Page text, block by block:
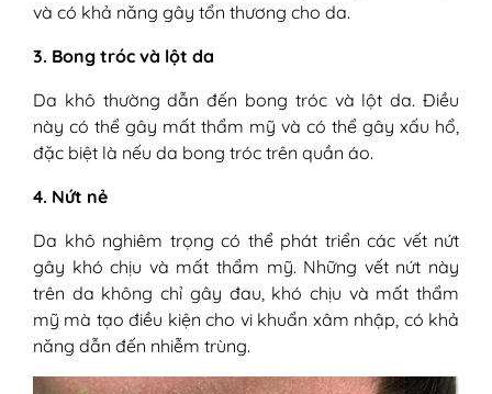
và có khả năng gây tổn thương cho da.
3. Bong tróc và lột da
Da khô thường dẫn đến bong tróc và lột da. Điều
này có thể gây mất thẩm mỹ và có thể gây xấu hổ,
đặc biệt là nếu da bong tróc trên quần áo.
4. Nứt nẻ
Da khô nghiêm trọng có thể phát triển các vết nứt
gây khó chịu và mất thẩm mỹ. Những vết nứt này
trên da không chỉ gây đau, khó chịu và mất thẩm
mỹ mà tạo điều kiện cho vi khuẩn xâm nhập, có khả
năng dẫn đến nhiễm trùng.